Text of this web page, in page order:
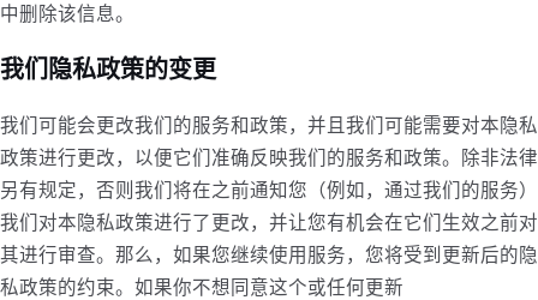
中删除该信息。
我们隐私政策的变更
我们可能会更改我们的服务和政策，并且我们可能需要对本隐私
政策进行更改，以便它们准确反映我们的服务和政策。除非法律
另有规定，否则我们将在之前通知您（例如，通过我们的服务）
我们对本隐私政策进行了更改，并让您有机会在它们生效之前对
其进行审查。那么，如果您继续使用服务，您将受到更新后的隐
私政策的约束。如果你不想同意这个或任何更新